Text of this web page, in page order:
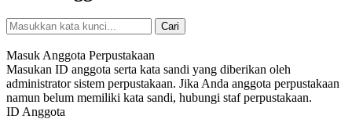
Cari
Masuk Anggota Perpustakaan
Masukan ID anggota serta kata sandi yang diberikan oleh
administrator sistem perpustakaan. Jika Anda anggota perpustakaan
namun belum memiliki kata sandi, hubungi staf perpustakaan.
ID Anggota